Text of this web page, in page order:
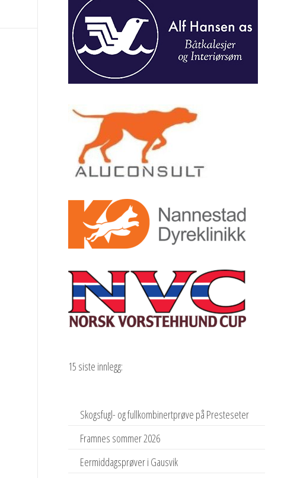
15 siste innlegg:
Skogsfugl- og fullkombinertprøve på Presteseter
Framnes sommer 2026
Eermiddagsprøver i Gausvik